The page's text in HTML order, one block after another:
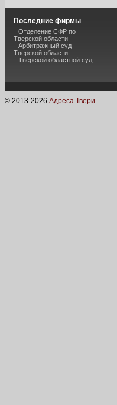
Последние фирмы
Отделение СФР по
Тверской области
Арбитражный суд
Тверской области
Тверской областной суд
© 2013-2026 Адреса Твери